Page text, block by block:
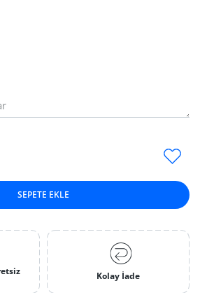
Kanallı Default Title için adedi
Default Title için adedi artırın
SEPETE EKLE
Kolay İade